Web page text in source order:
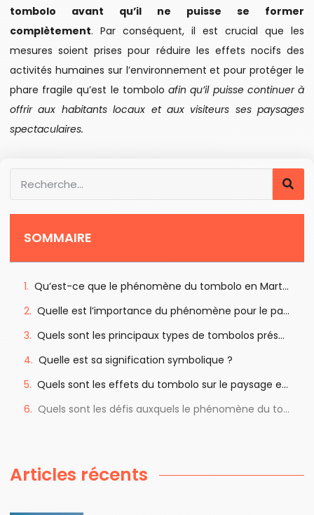
tombolo avant qu’il ne puisse se former
complètement. Par conséquent, il est crucial que les
mesures soient prises pour réduire les effets nocifs des
activités humaines sur l’environnement et pour protéger le
phare fragile qu’est le tomboloafin qu’il puisse continuer à
offrir aux habitants locaux et aux visiteurs ses paysages
spectaculaires.
SOMMAIRE
Qu’est-ce que le phénomène du tombolo en Martinique ?
Quelle est l’importance du phénomène pour le patrimoine culturel martiniquais ?
Quels sont les principaux types de tombolos présents en Martinique ?
Quelle est sa signification symbolique ?
Quels sont les effets du tombolo sur le paysage et l’environnement martiniquais ?
Quels sont les défis auxquels le phénomène du tombolo est confronté aujourd’hui ?
Articles récents